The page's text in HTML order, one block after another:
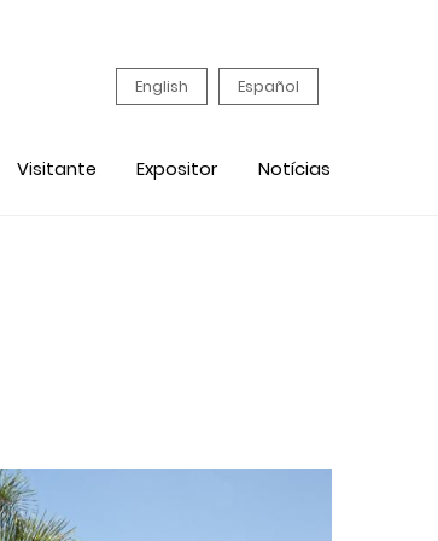
English Español
Visitante Expositor Notícias